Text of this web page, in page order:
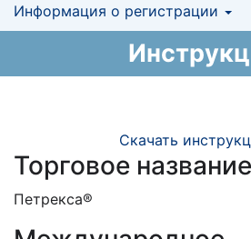
Информация о регистрации
Информация о регистрации в
Скачать
Торговое название
Петрекса®